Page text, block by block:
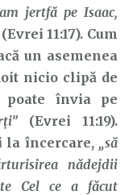
jertfă pe Isaac,
11:17). Cum
un asemenea
nicio clipă de
poate învia pe
(Evrei 11:19).
la încercare, „să
nădejdii
Cel ce a făcut